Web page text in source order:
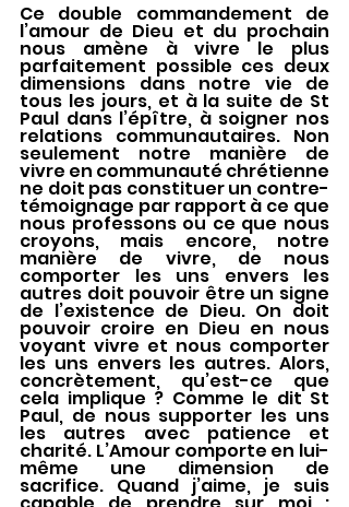
Ce double commandement de
l’amour de Dieu et du prochain
nous amène à vivre le plus
parfaitement possible ces deux
dimensions dans notre vie de
tous les jours, et à la suite de St
Paul dans l’épître, à soigner nos
relations communautaires. Non
seulement notre manière de
vivre en communauté chrétienne
ne doit pas constituer un contre-
témoignage par rapport à ce que
nous professons ou ce que nous
croyons, mais encore, notre
manière de vivre, de nous
comporter les uns envers les
autres doit pouvoir être un signe
de l’existence de Dieu. On doit
pouvoir croire en Dieu en nous
voyant vivre et nous comporter
les uns envers les autres. Alors,
concrètement, qu’est-ce que
cela implique ? Comme le dit St
Paul, de nous supporter les uns
les autres avec patience et
charité. L’Amour comporte en lui-
même une dimension de
sacrifice. Quand j’aime, je suis